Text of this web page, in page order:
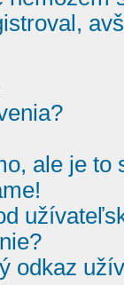
ale je to
odkaz